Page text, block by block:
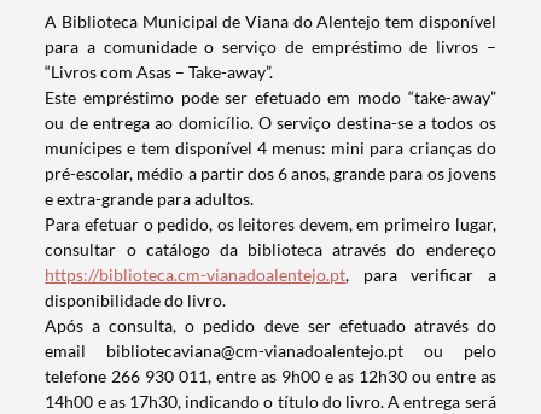
A Biblioteca Municipal de Viana do Alentejo tem disponível
para a comunidade o serviço de empréstimo de livros –
“Livros com Asas – Take-away”.
Este empréstimo pode ser efetuado em modo “take-away”
ou de entrega ao domicílio. O serviço destina-se a todos os
munícipes e tem disponível 4 menus: mini para crianças do
pré-escolar, médio a partir dos 6 anos, grande para os jovens
e extra-grande para adultos.
Para efetuar o pedido, os leitores devem, em primeiro lugar,
consultar o catálogo da biblioteca através do endereço
https://biblioteca.cm-vianadoalentejo.pt, para verificar a
disponibilidade do livro.
Após a consulta, o pedido deve ser efetuado através do
email bibliotecaviana@cm-vianadoalentejo.pt ou pelo
telefone 266 930 011, entre as 9h00 e as 12h30 ou entre as
14h00 e as 17h30, indicando o título do livro. A entrega será